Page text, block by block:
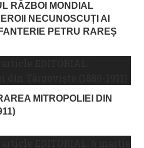
RĂZBOI MONDIAL
NECUNOSCUȚI AI
PETRU RAREȘ
MITROPOLIEI DIN